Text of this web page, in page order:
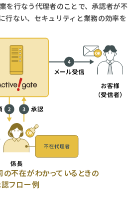
を行なう代理者のことで、承認者が不
行ない、セキュリティと業務の効率を
不在がわかっているときの
フロー例